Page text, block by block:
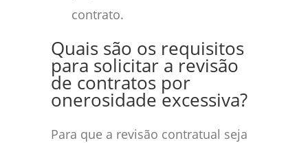
contrato.
Quais são os requisitos
para solicitar a revisão
de contratos por
onerosidade excessiva?
Para que a revisão contratual seja